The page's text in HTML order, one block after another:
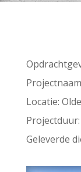
Locatie:
Geleverde